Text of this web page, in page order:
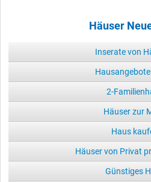
Häuser
Inserate von
2-
Häuser zur
Haus
Häuser von Privat
Günstiges